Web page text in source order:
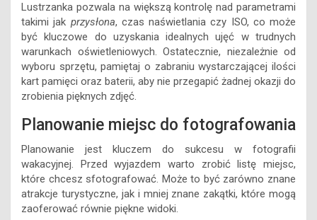
Lustrzanka pozwala na większą kontrolę nad parametrami
takimi jak przysłona, czas naświetlania czy ISO, co może
być kluczowe do uzyskania idealnych ujęć w trudnych
warunkach oświetleniowych. Ostatecznie, niezależnie od
wyboru sprzętu, pamiętaj o zabraniu wystarczającej ilości
kart pamięci oraz baterii, aby nie przegapić żadnej okazji do
zrobienia pięknych zdjęć.
Planowanie miejsc do fotografowania
Planowanie jest kluczem do sukcesu w fotografii
wakacyjnej. Przed wyjazdem warto zrobić listę miejsc,
które chcesz sfotografować. Może to być zarówno znane
atrakcje turystyczne, jak i mniej znane zakątki, które mogą
zaoferować równie piękne widoki.